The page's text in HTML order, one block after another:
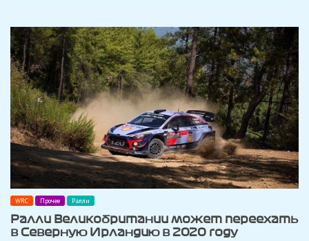
Великобритании
WRC Прочее Ралли
Ралли Великобритании может переехать
в Северную Ирландию в 2020 году